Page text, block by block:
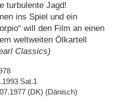
turbulente Jagd!
ins Spiel und ein
will den Film an einen
weltweiten Ölkartell
Classics)
Sat.1
(DK) (Dänisch)